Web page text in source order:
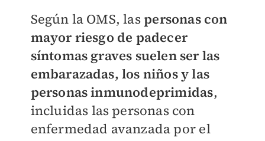
Según la OMS, laspersonas con
mayor riesgo de padecer
síntomas graves suelen ser las
embarazadas, los niños y las
personas inmunodeprimidas,
incluidas las personas con
enfermedad avanzada por el